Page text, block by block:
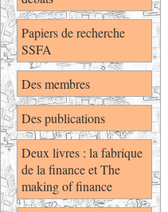
Papiers de recherche
SSFA
Des membres
Des publications
Deux livres : la fabrique
de la finance et The
making of finance